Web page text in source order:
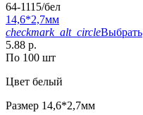
64-1115/бел
14,6*2,7мм
checkmark_alt_circleВыбрать
5.88 р.
По 100 шт
Цвет белый
Размер 14,6*2,7мм